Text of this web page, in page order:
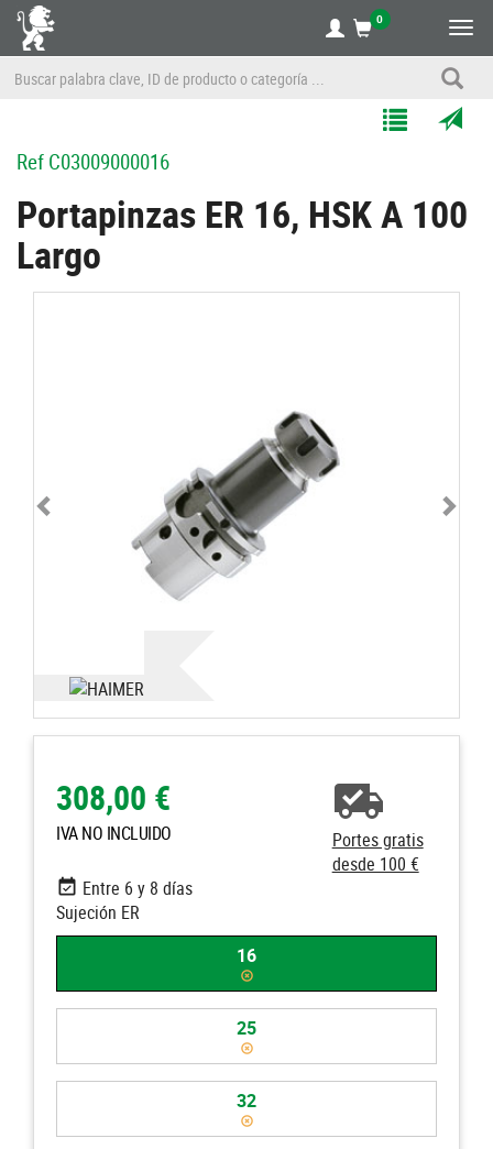
0
correo
a
Listas
RefC03009000016
Portapinzas ER 16, HSK A 100
Largo
308,00 €
IVA NO INCLUIDO
Portes gratis
desde 100 €
Entre 6 y 8 días
Sujeción ER
16
25
32